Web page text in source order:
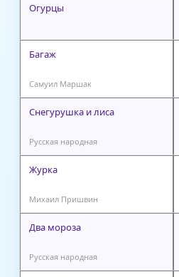
Огурцы
Багаж
Самуил Маршак
Снегурушка и лиса
Русская народная
Журка
Михаил Пришвин
Два мороза
Русская народная